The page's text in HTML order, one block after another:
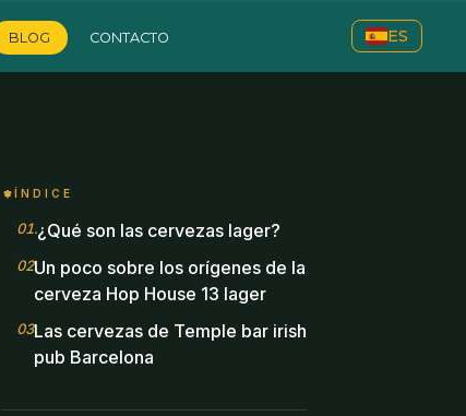
BLOG CONTACTO ES
ÍNDICE
01.¿Qué son las cervezas lager?
02.Un poco sobre los orígenes de la
cerveza Hop House 13 lager
03.Las cervezas de Temple bar irish
pub Barcelona